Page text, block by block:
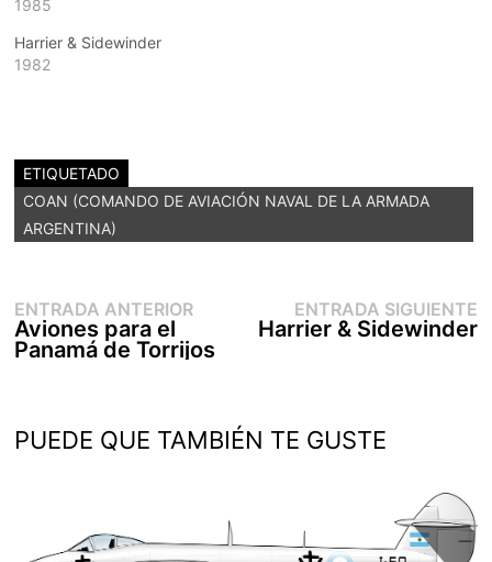
1985
Harrier & Sidewinder
1982
ETIQUETADO
COAN (COMANDO DE AVIACIÓN NAVAL DE LA ARMADA
ARGENTINA)
Navegación
de
entradas
ENTRADA ANTERIOREntrada
anterior:
Aviones para el
Panamá de Torrijos
ENTRADA SIGUIENTE
Harrier & Sidewinder
PUEDE QUE TAMBIÉN TE GUSTE